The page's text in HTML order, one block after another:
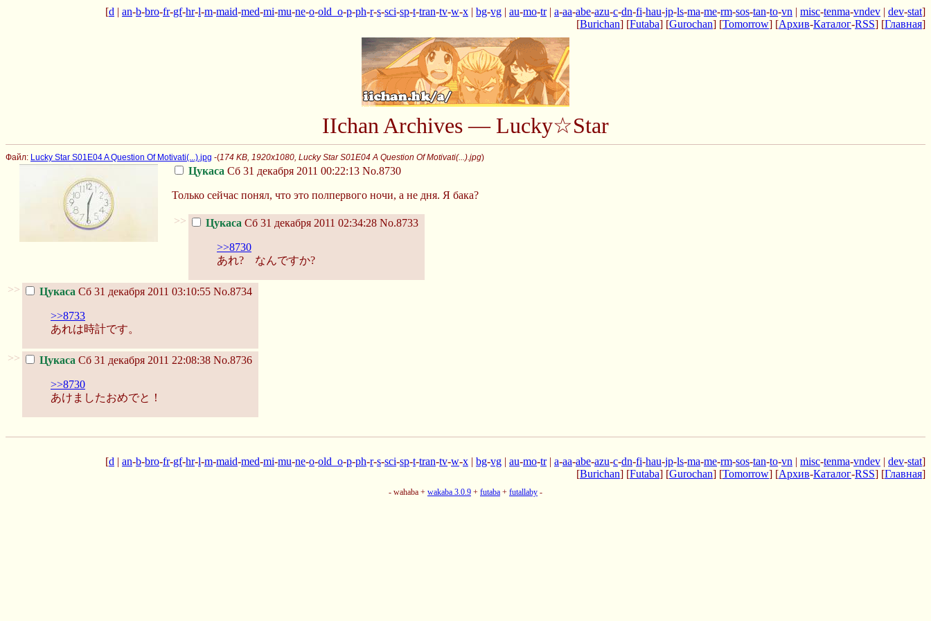
[d | an-b-bro-fr-gf-hr-l-m-maid-med-mi-mu-ne-o-old_o-p-ph-r-s-sci-sp-t-tran-tv-w-x | bg-vg | au-mo-tr| a-aa-abe-azu-c-dn-fi-hau-jp-ls-ma-me-rm-sos-tan-to-vn | misc-tenma-vndev | dev-stat]
[Burichan] [Futaba] [Gurochan] [Tomorrow] [Архив-Каталог-RSS] [Главная]
IIchan Archives — Lucky☆Star
Файл: Lucky Star S01E04 A Question Of Motivati(...).jpg -(174 KB, 1920x1080, Lucky Star S01E04 A Question Of Motivati(...).jpg)
Цукаса Сб 31 декабря 2011 00:22:13 No.8730
Только сейчас понял, что это полпервого ночи, а не дня. Я бака?
>> Цукаса Сб 31 декабря 2011 02:34:28 No.8733
>>8730
あれ? なんですか?
>> Цукаса Сб 31 декабря 2011 03:10:55 No.8734
>>8733
あれは時計です。
>> Цукаса Сб 31 декабря 2011 22:08:38 No.8736
>>8730
あけましたおめでと！
[d | an-b-bro-fr-gf-hr-l-m-maid-med-mi-mu-ne-o-old_o-p-ph-r-s-sci-sp-t-tran-tv-w-x | bg-vg | au-mo-tr| a-aa-abe-azu-c-dn-fi-hau-jp-ls-ma-me-rm-sos-tan-to-vn | misc-tenma-vndev | dev-stat]
[Burichan] [Futaba] [Gurochan] [Tomorrow] [Архив-Каталог-RSS] [Главная]
- wahaba + wakaba 3.0.9 + futaba + futallaby -